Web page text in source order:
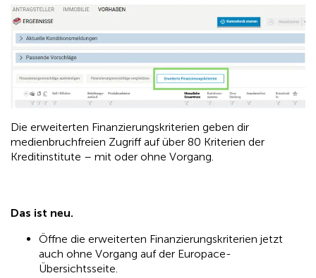
Die erweiterten Finanzierungskriterien geben dir
medienbruchfreien Zugriff auf über 80 Kriterien der
Kreditinstitute – mit oder ohne Vorgang.
Das ist neu.
Öffne die erweiterten Finanzierungskriterien jetzt
auch ohne Vorgang auf der Europace-
Übersichtsseite.